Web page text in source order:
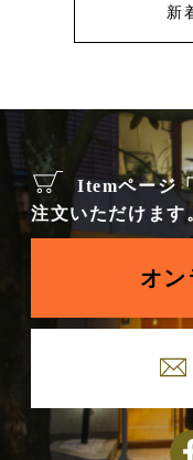
新
Itemページ
注文いただけます
オ